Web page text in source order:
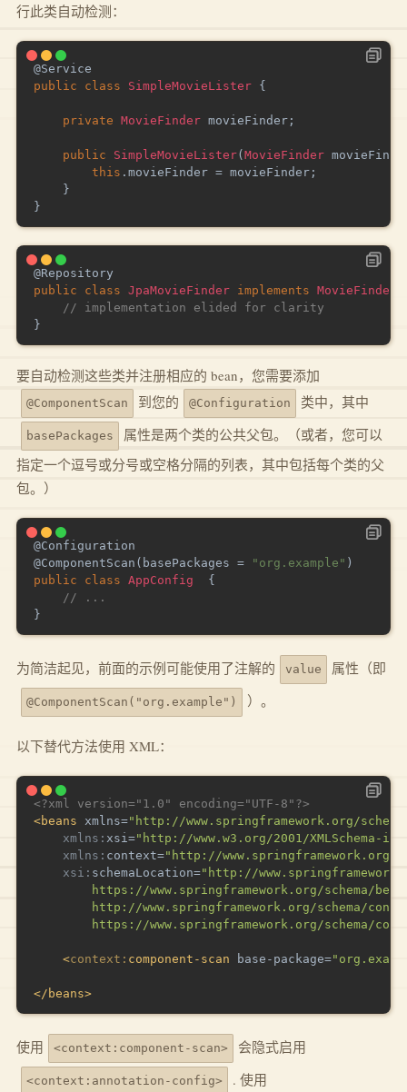
行此类自动检测：
@Service
public
class SimpleMovieLister {
private MovieFinder movieFinder ;
public SimpleMovieLister( MovieFinder
this . movieFinder = movieFinder ;
}
}
@Repository
public
class JpaMovieFinder implements MovieFinder
// implementation elided for clarity
}
要自动检测这些类并注册相应的 bean，您需要添加
@ComponentScan 到您的 @Configuration 类中，其中
basePackages
属性是两个类的公共父包。（或者，您可以
指定一个逗号或分号或空格分隔的列表，其中包括每个类的父
包。）
@Configuration
@ComponentScan ( basePackages = "org.example" )
public
class AppConfig
{
// ...
}
为简洁起见，前面的示例可能使用了注解的 value 属性（即
@ComponentScan("org.example") ）。
以下替代方法使用 XML：
<?xml version="1.0" encoding="UTF-8"?>
<beans xmlns=" http://www.springframework.org/
xmlns: xsi =" http://www.w3.org/2001/XMLSchema-
xmlns: context=" http://www.springframework.org/
xsi: schemaLocation=" http://
https://www.springframework.org/schema/
http://www.springframework.org/schema/
https://www.springframework.org/schema/
<context: component-scan base-package="
</ beans>
使用 <context:component-scan> 会隐式启用
<context:annotation-config> . 使用